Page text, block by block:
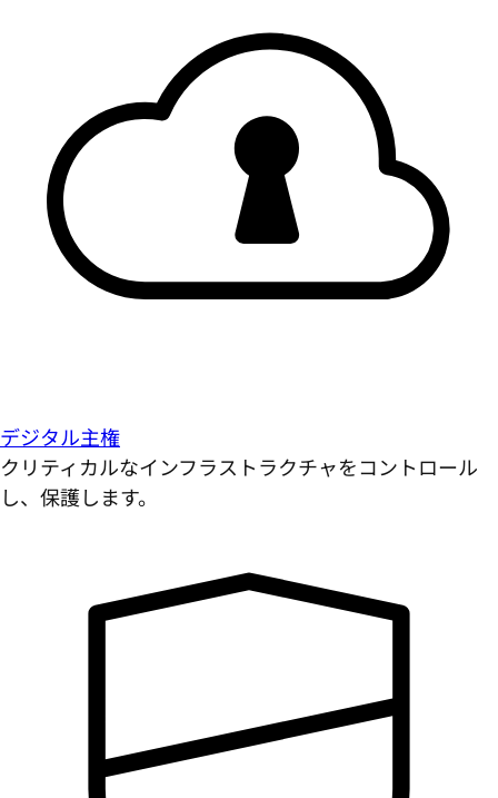
デジタル主権
クリティカルなインフラストラクチャをコントロール
し、保護します。